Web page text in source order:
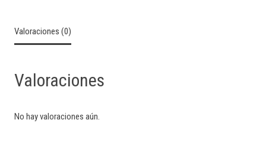
Valoraciones (0)
Valoraciones
No hay valoraciones aún.